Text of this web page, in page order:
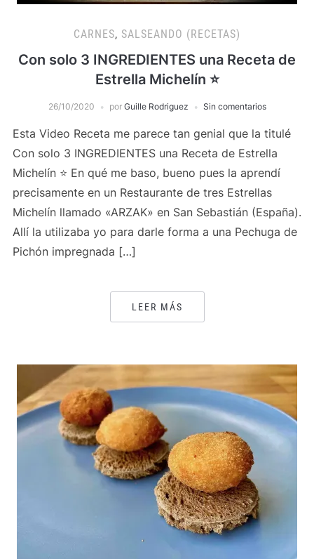
CARNES, SALSEANDO (RECETAS)
Con solo 3 INGREDIENTES una Receta de
Estrella Michelín ⭐️
26/10/2020 por Guille Rodriguez Sin comentarios
Esta Video Receta me parece tan genial que la titulé
Con solo 3 INGREDIENTES una Receta de Estrella
Michelín ⭐️ En qué me baso, bueno pues la aprendí
precisamente en un Restaurante de tres Estrellas
Michelín llamado «ARZAK» en San Sebastián (España).
Allí la utilizaba yo para darle forma a una Pechuga de
Pichón impregnada […]
LEER MÁS